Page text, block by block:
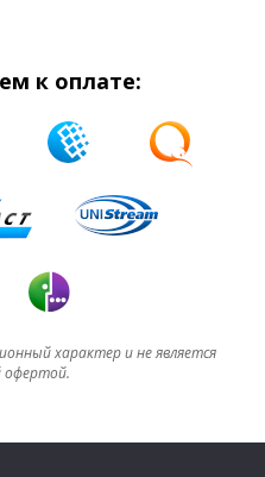
к оплате:
характер и не является
офертой.